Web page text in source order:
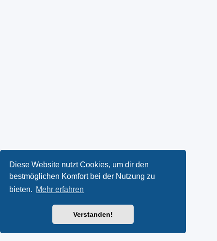
Diese Website nutzt Cookies, um dir den
bestmöglichen Komfort bei der Nutzung zu
bieten. Mehr erfahren
Verstanden!